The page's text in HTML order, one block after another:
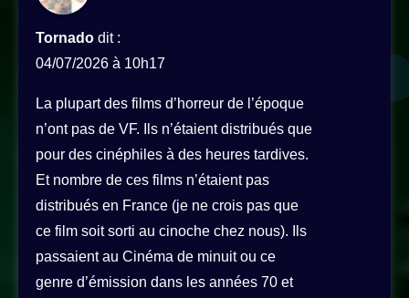
Tornado dit :
04/07/2026 à 10h17
La plupart des films d’horreur de l’époque
n’ont pas de VF. Ils n’étaient distribués que
pour des cinéphiles à des heures tardives.
Et nombre de ces films n’étaient pas
distribués en France (je ne crois pas que
ce film soit sorti au cinoche chez nous). Ils
passaient au Cinéma de minuit ou ce
genre d’émission dans les années 70 et